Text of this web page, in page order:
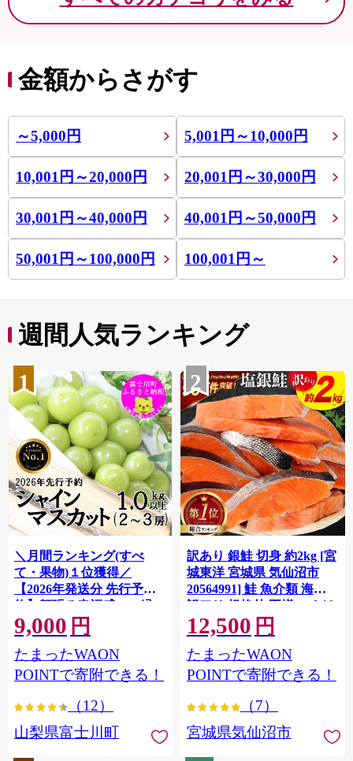
金額からさがす
～5,000円 5,001円～10,000円
10,001円～20,000円 20,001円～30,000円
30,001円～40,000円 40,001円～50,000円
50,001円～100,000円 100,001円～
週間人気ランキング
1
＼月間ランキング(すべ
て・果物)１位獲得／
【2026年発送分 先行予
約】頬張る幸福感 〜緑の
宝石・ シャインマスカッ
ト 〜 １ｋｇ以上（２〜３
房） フルーツ 山梨県産 果
物 くだもの シャイン マス
大粒 種なし 先行予約 富士
円 九千円
9,000 円
たまったWAON
POINTで寄附できる！
（12）
山梨県富士川町
2
訳あり 銀鮭 切身 約2kg [宮
城東洋 宮城県 気仙沼市
20564991] 鮭 魚介類 海鮮
訳アリ 規格外 不揃い さけ
サケ 鮭切身 シャケ 切り身
冷凍 家庭用 おかず 弁当 支
援 サーモン 銀鮭切り身 魚
わけあり
12,500 円
たまったWAON
POINTで寄附できる！
（7）
宮城県気仙沼市